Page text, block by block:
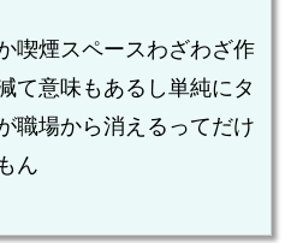
喫煙スペースわざわざ作
て意味もあるし単純にタ
職場から消えるってだけ
ん